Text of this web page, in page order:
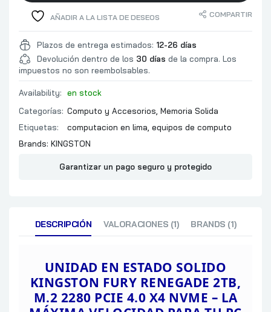
AÑADIR A LA LISTA DE DESEOS COMPARTIR
Plazos de entrega estimados: 12-26 días
Devolución dentro de los 30 días de la compra. Los
impuestos no son reembolsables.
Availability:
en stock
Categorías: Computo y Accesorios Memoria Solida
Etiquetas:
computacion en lima equipos de computo
Brands: KINGSTON
Garantizar un pago seguro y protegido
DESCRIPCIÓN VALORACIONES (1) BRANDS (1)
UNIDAD EN ESTADO SOLIDO
KINGSTON FURY RENEGADE 2TB,
M.2 2280 PCIE 4.0 X4 NVME – LA